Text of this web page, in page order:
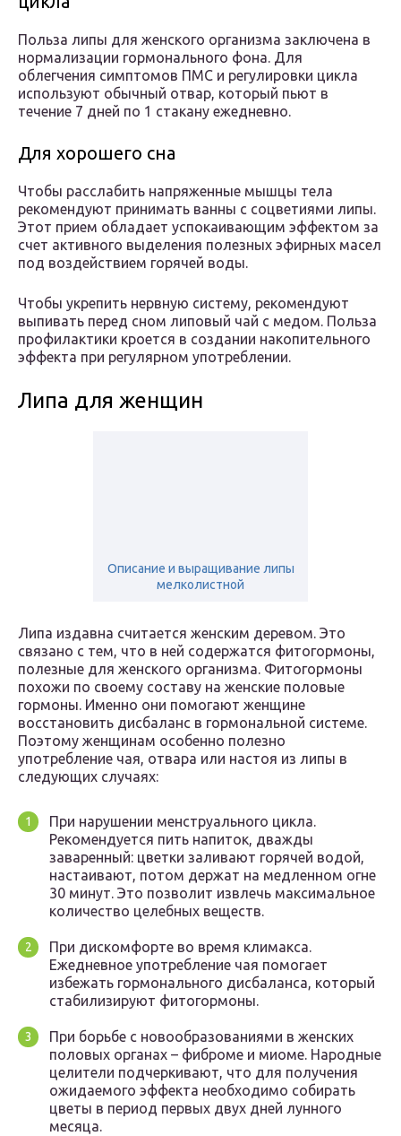
Польза липы для женского организма заключена в
нормализации гормонального фона. Для
облегчения симптомов ПМС и регулировки цикла
используют обычный отвар, который пьют в
течение 7 дней по 1 стакану ежедневно.
Для хорошего сна
Чтобы расслабить напряженные мышцы тела
рекомендуют принимать ванны с соцветиями липы.
Этот прием обладает успокаивающим эффектом за
счет активного выделения полезных эфирных масел
под воздействием горячей воды.
Чтобы укрепить нервную систему, рекомендуют
выпивать перед сном липовый чай с медом. Польза
профилактики кроется в создании накопительного
эффекта при регулярном употреблении.
Липа для женщин
Описание и выращивание липы
мелколистной
Липа издавна считается женским деревом. Это
связано с тем, что в ней содержатся фитогормоны,
полезные для женского организма. Фитогормоны
похожи по своему составу на женские половые
гормоны. Именно они помогают женщине
восстановить дисбаланс в гормональной системе.
Поэтому женщинам особенно полезно
употребление чая, отвара или настоя из липы в
следующих случаях:
При нарушении менструального цикла.
Рекомендуется пить напиток, дважды
заваренный: цветки заливают горячей водой,
настаивают, потом держат на медленном огне
30 минут. Это позволит извлечь максимальное
количество целебных веществ.
При дискомфорте во время климакса.
Ежедневное употребление чая помогает
избежать гормонального дисбаланса, который
стабилизируют фитогормоны.
При борьбе с новообразованиями в женских
половых органах – фиброме и миоме. Народные
целители подчеркивают, что для получения
ожидаемого эффекта необходимо собирать
цветы в период первых двух дней лунного
месяца.